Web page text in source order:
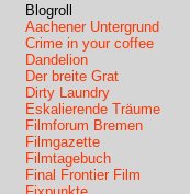
Blogroll
Aachener Untergrund
Crime in your coffee
Dandelion
Der breite Grat
Dirty Laundry
Eskalierende Träume
Filmforum Bremen
Filmgazette
Filmtagebuch
Final Frontier Film